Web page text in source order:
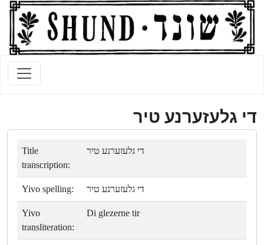
די גלעזערנע טיר
Title
transcription:
די גלעזערנע טיר
Yivo spelling: די גלעזערנע טיר
Yivo
transliteration:
Di glezerne tir